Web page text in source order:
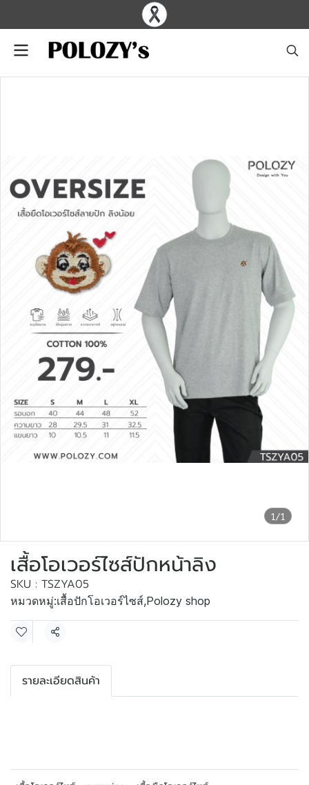
1/1
เสื้อโอเวอร์ไซส์ปักหน้าลิง
SKU : TSZYA05
หมวดหมู่:เสื้อปักโอเวอร์ไซส์,Polozy shop
แชร์
รายละเอียดสินค้า